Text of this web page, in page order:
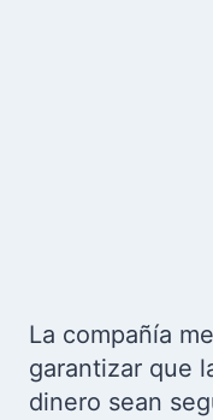
La compañía
garantizar que
dinero sean